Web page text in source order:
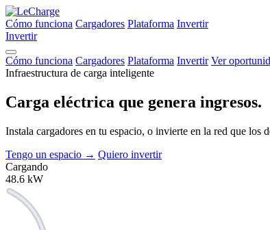
Cómo funciona Cargadores Plataforma Invertir
Invertir
Cómo funciona Cargadores Plataforma Invertir Ver
Infraestructura de carga inteligente
Carga eléctrica que genera ingresos.
Instala cargadores en tu espacio, o invierte en la red que los
Tengo un espacio → Quiero invertir
Cargando
48.6 kW